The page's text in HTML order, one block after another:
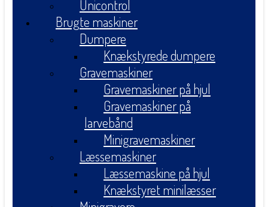
Unicontrol
Brugte maskiner
Dumpere
Knækstyrede dumpere
Gravemaskiner
Gravemaskiner på hjul
Gravemaskiner på
larvebånd
Minigravemaskiner
Læssemaskiner
Læssemaskine på hjul
Knækstyret minilæsser